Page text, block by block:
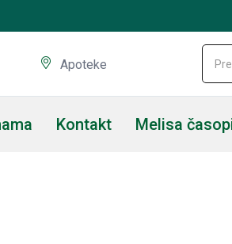
Apoteke
Kontakt Melisa